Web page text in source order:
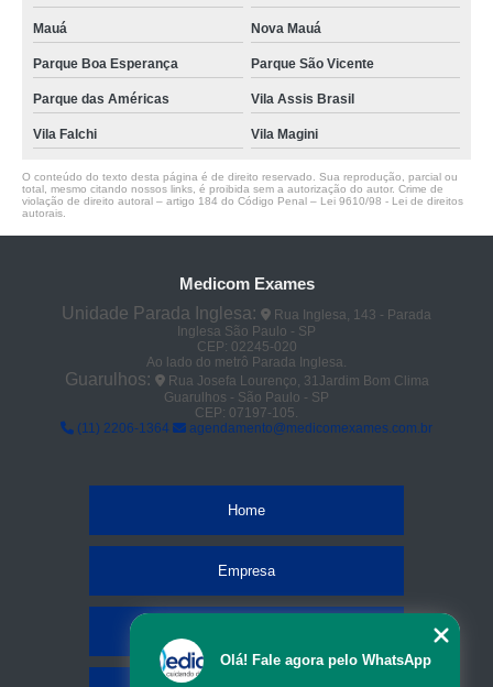
Mauá Nova Mauá
Parque Boa Esperança Parque São Vicente
Parque das Américas Vila Assis Brasil
Vila Falchi Vila Magini
O conteúdo do texto desta página é de direito reservado. Sua reprodução, parcial ou
total, mesmo citando nossos links, é proibida sem a autorização do autor. Crime de
violação de direito autoral – artigo 184 do Código Penal – Lei 9610/98 - Lei de direitos
autorais
Medicom Exames
Unidade Parada Inglesa:
Rua Inglesa, 143 - Parada
Inglesa São Paulo - SP
CEP: 02245-020
Ao lado do metrô Parada Inglesa.
Guarulhos:
Rua Josefa Lourenço, 31Jardim Bom Clima
Guarulhos - São Paulo - SP
CEP: 07197-105.
(11) 2206-1364
agendamento@medicomexames.com.br
Home
Empresa
Olá! Fale agora pelo WhatsApp